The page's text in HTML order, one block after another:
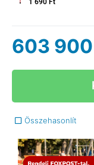
1 690 Ft
603 900
Összehasonlít